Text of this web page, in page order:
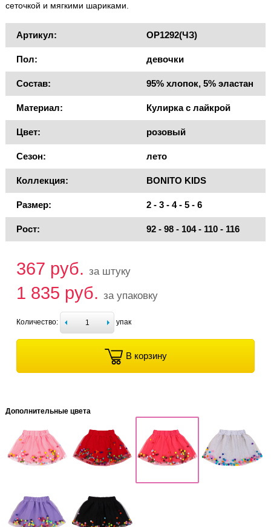
сеточкой и мягкими шариками.
Артикул: OP1292(ЧЗ)
Пол: девочки
Состав: 95% хлопок, 5% эластан
Материал: Кулирка с лайкрой
Цвет: розовый
Сезон: лето
Коллекция: BONITO KIDS
Размер: 2 - 3 - 4 - 5 - 6
Рост: 92 - 98 - 104 - 110 - 116
367 руб. за штуку
1 835 руб. за упаковку
Количество: упак
В корзину
Дополнительные цвета